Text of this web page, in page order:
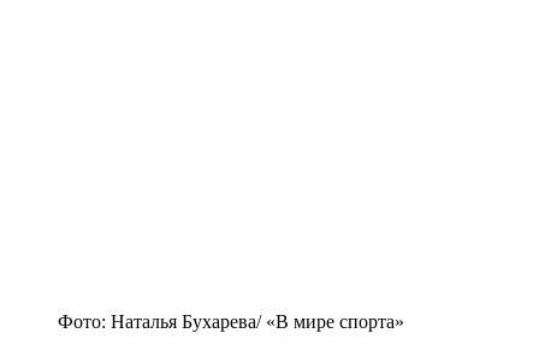
Фото: Наталья Бухарева/ «В мире спорта»